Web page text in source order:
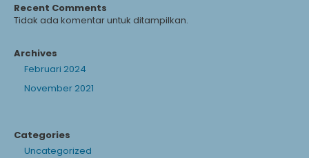
Recent Comments
Tidak ada komentar untuk ditampilkan.
Archives
Februari 2024
November 2021
Categories
Uncategorized